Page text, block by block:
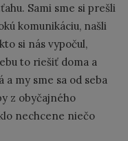
Sami sme si prešli
komunikáciu, našli
si nás vypočul,
to riešiť doma a
a my sme sa od seba
z obyčajného
nechcene niečo